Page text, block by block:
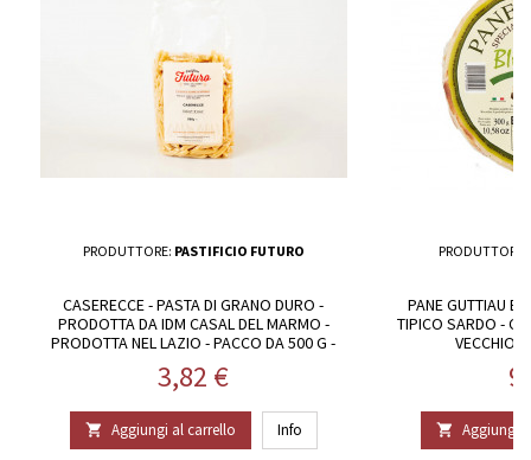
PRODUTTORE: PASTIFICIO FUTURO
CASERECCE - PASTA DI GRANO DURO -
PRODOTTA DA IDM CASAL DEL MARMO -
PRODOTTA NEL LAZIO - PACCO DA 500 G -
Prezzo
3,82 €
 Aggiungi al carrello Info
PRODUTTORE:
PANE GUTTIAU
TIPICO SARDO -
VECCHIO
 Aggiungi